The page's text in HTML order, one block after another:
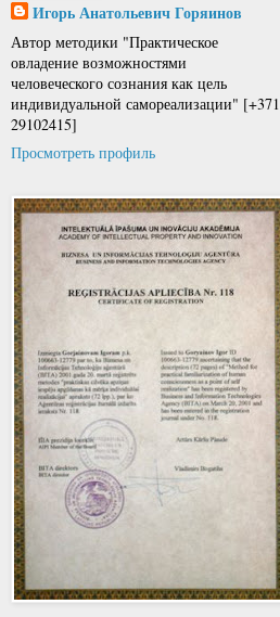
Игорь Анатольевич Горяинов
Автор методики "Практическое
овладение возможностями
человеческого сознания как цель
индивидуальной самореализации" [+371
29102415]
Просмотреть профиль